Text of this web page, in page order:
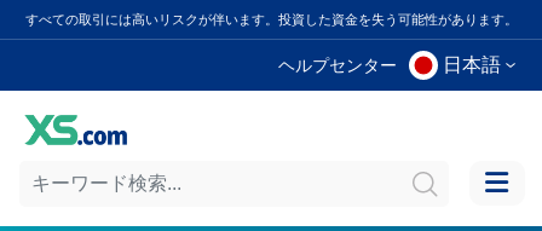
すべての取引には高いリスクが伴います。投資した資金を失う可能性があります。
ヘルプセンター 日本語